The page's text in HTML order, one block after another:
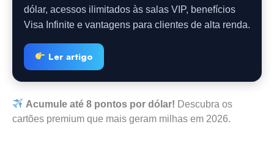
dólar, acessos ilimitados às salas VIP, benefícios
Visa Infinite e vantagens para clientes de alta renda.
Ler artigo
Acumule até 8 pontos por dólar! Descubra os
cartões premium que mais geram milhas em 2026.